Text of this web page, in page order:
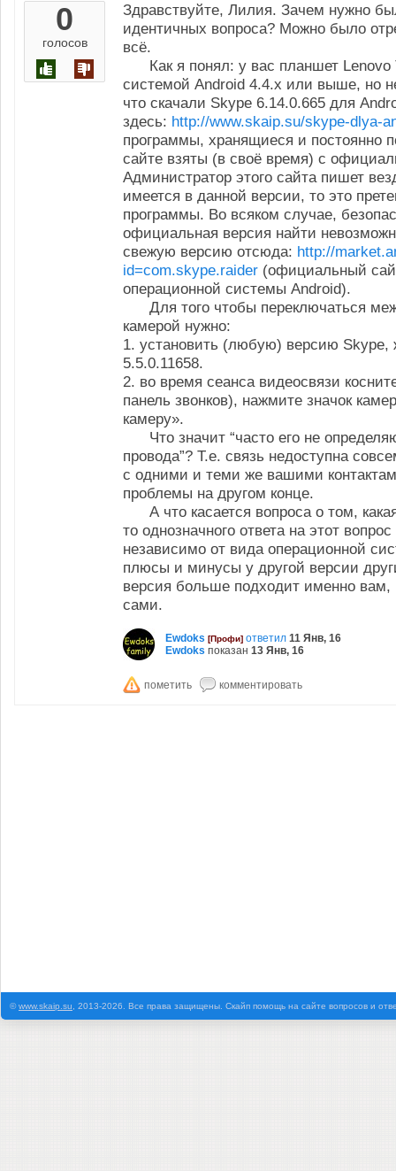
0
голосов
Здравствуйте, Лилия. Зачем нужно
идентичных вопроса? Можно было
всё.
Как я понял: у вас планшет Lenovo
системой Android 4.4.x или выше, но
что скачали Skype 6.14.0.665 для
здесь: http://www.skaip.su/skype-dlya-
программы, хранящиеся и постоянно
сайте взяты (в своё время) с
Администратор этого сайта пишет
имеется в данной версии, то это
программы. Во всяком случае,
официальная версия найти
свежую версию отсюда: http://
id=com.skype.raider (официальный
операционной системы Android).
Для того чтобы переключаться
камерой нужно:
1. установить (любую) версию Skype,
5.5.0.11658.
2. во время сеанса видеосвязи
панель звонков), нажмите значок
камеру».
Что значит “часто его не
провода”? Т.е. связь недоступна
с одними и теми же вашими
проблемы на другом конце.
А что касается вопроса о том,
то однозначного ответа на этот
независимо от вида операционной
плюсы и минусы у другой версии
версия больше подходит именно вам,
сами.
Ewdoks [Профи] ответил 11 Янв, 16
Ewdoks показан 13 Янв, 16
©www.skaip.su , 2013-2026. Все права защищены. Скайп помощь на сайте вопросов и